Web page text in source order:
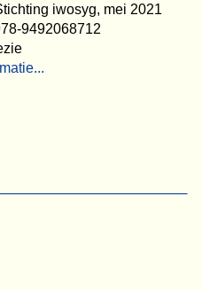
iwosyg, mei 2021
9492068712